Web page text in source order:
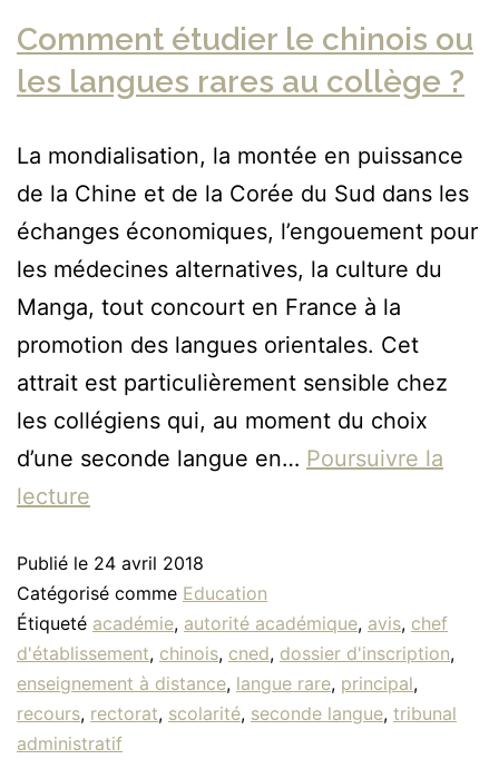
Comment étudier le chinois ou
les langues rares au collège ?
La mondialisation, la montée en puissance
de la Chine et de la Corée du Sud dans les
échanges économiques, l’engouement pour
les médecines alternatives, la culture du
Manga, tout concourt en France à la
promotion des langues orientales. Cet
attrait est particulièrement sensible chez
les collégiens qui, au moment du choix
d’une seconde langue en… Poursuivre la
lecture
Publié le 24 avril 2018
Catégorisé comme Education
Étiqueté académie, autorité académique, avis, chef
d'établissement, chinois, cned, dossier d'inscription,
enseignement à distance, langue rare, principal,
recours, rectorat, scolarité, seconde langue, tribunal
administratif